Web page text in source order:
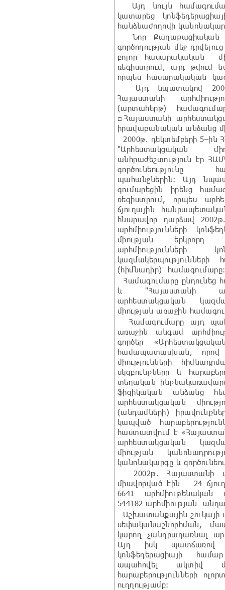
Այդ նույն
կատարեց
հանձնաժողովի
Նոր Քաղաքացիական
գործողության մեջ
բոլոր հասարակական
ռեգիստրում, այդ թվում
որպես հասարակական
Այդ նպատակով
Հայաստանի
(արտահերթ)
□Հայաստանի
իրավաբանական անձանց
2000թ. դեկտեմբերի 5–ին
"Արհեստակցական
անհրաժեշտություն էր
գործունեությունը
պահանջներին: Այդ
գումարեցին իրենց
ռեգիստրում, որպես
ճյուղային
հնարավոր դարձավ
արհմիությունների
միության
արհմիությունների
(հիմնադիր) համագումարը:
Համագումարը ընդունեց
և "Հայաստանի
արհեստակցական
միության առաջին
Համագումարը այդ
առաջին անգամ
գործեր
համապատասխան, որով
միությունների
սկզբունքները և
տեղական
ֆիզիկական անձանց
արհեստակցական
(անդամների)
կապված
հաստատվում է
արհեստակցական
միության
կանոնակարգը և
2002թ. Հայաստանի
միավորված էին 24
6641 արհմիութենական
544182 արհմիության
Աշխատանքային շուկայի
սեփականաշնորհման,
կարող չանդրադառնալ
Այդ իսկ պատճառով
կոնֆեդերացիայի
ապահովել ակտիվ
հարաբերությունների
ուղղությամբ: